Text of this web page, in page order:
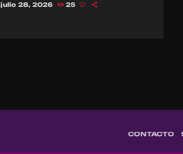
julio 28, 2026 25
CONTACTO